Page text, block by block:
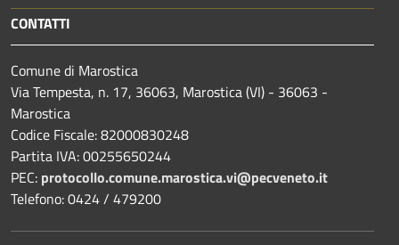
CONTATTI
Comune di Marostica
Via Tempesta, n. 17, 36063, Marostica (VI) - 36063 -
Marostica
Codice Fiscale: 82000830248
Partita IVA: 00255650244
PEC: protocollo.comune.marostica.vi@pecveneto.it
Telefono: 0424 / 479200